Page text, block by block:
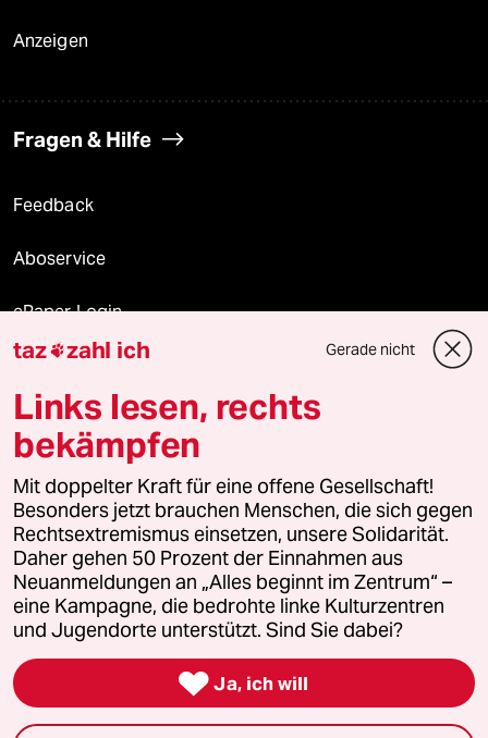
Anzeigen
Fragen & Hilfe
Feedback
Aboservice
ePaper Login
Downloads für Abonnierende
© 2026 taz Verlags und Vertriebs GmbH
Alle Rechte vorbehalten. Bei rechtlichen Fragen oder für Genehmigungen
wenden Sie sich bitte an lizenzen@taz.de
Feedback Redaktionsstatut Kommune-Richtlinien
Leitlinie Informant Datenschutz Impressum AGB
Seitenwende Einwilligungen widerrufen (Ads)
taz zahl ich Gerade nicht
Links lesen, rechts
bekämpfen
Mit doppelter Kraft für eine offene Gesellschaft!
Besonders jetzt brauchen Menschen, die sich gegen
Rechtsextremismus einsetzen, unsere Solidarität.
Daher gehen 50 Prozent der Einnahmen aus
Neuanmeldungen an „Alles beginnt im Zentrum“ –
eine Kampagne, die bedrohte linke Kulturzentren
und Jugendorte unterstützt. Sind Sie dabei?
 Ja, ich will